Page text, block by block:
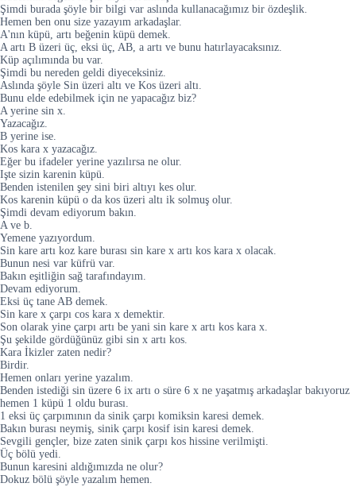
Şimdi burada şöyle bir bilgi var aslında kullanacağımız bir özdeşlik.
Hemen ben onu size yazayım arkadaşlar.
A'nın küpü, artı beğenin küpü demek.
A artı B üzeri üç, eksi üç, AB, a artı ve bunu hatırlayacaksınız.
Küp açılımında bu var.
Şimdi bu nereden geldi diyeceksiniz.
Aslında şöyle Sin üzeri altı ve Kos üzeri altı.
Bunu elde edebilmek için ne yapacağız biz?
A yerine sin x.
Yazacağız.
B yerine ise.
Kos kara x yazacağız.
Eğer bu ifadeler yerine yazılırsa ne olur.
Işte sizin karenin küpü.
Benden istenilen şey sini biri altıyı kes olur.
Kos karenin küpü o da kos üzeri altı ik solmuş olur.
Şimdi devam ediyorum bakın.
A ve b.
Yemene yazıyordum.
Sin kare artı koz kare burası sin kare x artı kos kara x olacak.
Bunun nesi var küfrü var.
Bakın eşitliğin sağ tarafındayım.
Devam ediyorum.
Eksi üç tane AB demek.
Sin kare x çarpı cos kara x demektir.
Son olarak yine çarpı artı be yani sin kare x artı kos kara x.
Şu şekilde gördüğünüz gibi sin x artı kos.
Kara İkizler zaten nedir?
Birdir.
Hemen onları yerine yazalım.
Benden istediği sin üzere 6 ix artı o süre 6 x ne yaşatmış arkadaşlar bakıyoruz
hemen 1 küpü 1 oldu burası.
1 eksi üç çarpımının da sinik çarpı komiksin karesi demek.
Bakın burası neymiş, sinik çarpı kosif isin karesi demek.
Sevgili gençler, bize zaten sinik çarpı kos hissine verilmişti.
Üç bölü yedi.
Bunun karesini aldığımızda ne olur?
Dokuz bölü şöyle yazalım hemen.